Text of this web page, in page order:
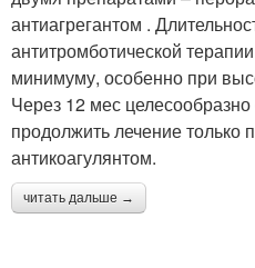
антиагрегантом .
антитромботической
минимуму, особенно при
Через 12 мес целесообразно
продолжить лечение только
антикоагулянтом.
читать дальше →